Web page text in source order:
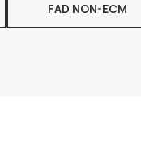
FAD NON-ECM